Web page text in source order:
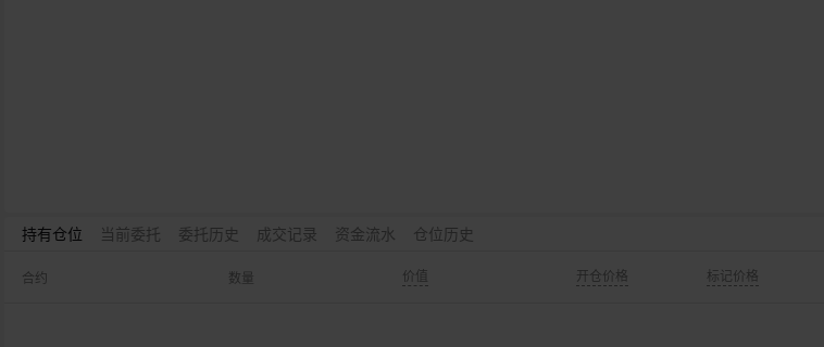
持有仓位 当前委托 委托历史 成交记录 资金流水 仓位历史
合约 数量 价值 开仓价格 标记价格